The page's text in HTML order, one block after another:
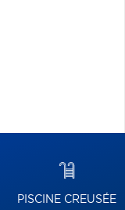
PISCINE CREUSÉE